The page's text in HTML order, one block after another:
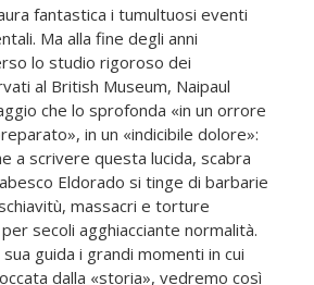
fantastica i tumultuosi eventi
Ma alla fine degli anni
lo studio rigoroso dei
al British Museum, Naipaul
che lo sprofonda «in un orrore
in un «indicibile dolore»:
a scrivere questa lucida, scabra
Eldorado si tinge di barbarie
massacri e torture
secoli agghiacciante normalità.
guida i grandi momenti in cui
dalla «storia», vedremo così